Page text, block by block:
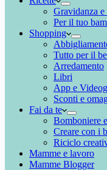
Gravidanza e
Per il tuo
Shopping
Tutto per il
Arredamento
Libri
App e
Sconti e
Fai da te
Bomboniere
Creare con i
Riciclo
Mamme e lavoro
Mamme Blogger